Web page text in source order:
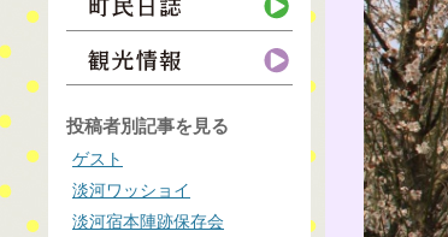
投稿者別記事を見る
ゲスト
淡河ワッショイ
淡河宿本陣跡保存会